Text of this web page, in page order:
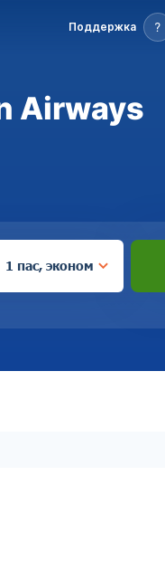
Поддержка
Airways
1 пас, эконом